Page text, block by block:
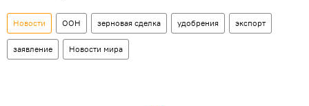
Новости ООН зерновая сделка удобрения экспорт
заявление Новости мира